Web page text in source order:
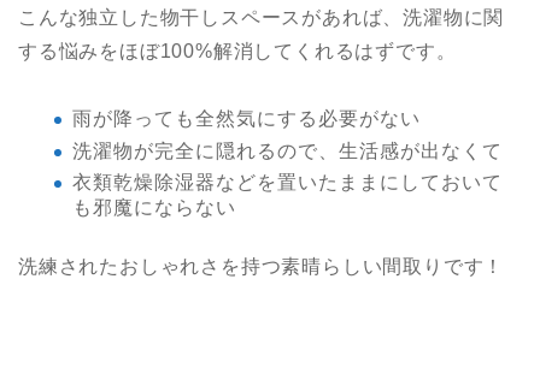
こんな独立した物干しスペースがあれば、洗濯物に関
する悩みをほぼ100%解消してくれるはずです。
雨が降っても全然気にする必要がない
洗濯物が完全に隠れるので、生活感が出なくて
衣類乾燥除湿器などを置いたままにしておいて
も邪魔にならない
洗練されたおしゃれさを持つ素晴らしい間取りです！